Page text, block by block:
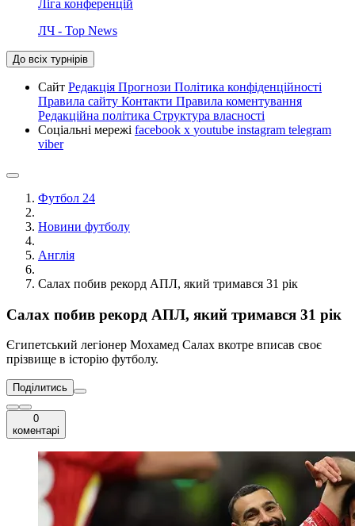
Ліга конференцій
ЛЧ - Top News
До всіх турнірів
Сайт Редакція Прогнози Політика конфіденційності
Правила сайту Контакти Правила коментування
Редакційна політика Структура власності
Соціальні мережі facebook x youtube instagram telegram
viber
Футбол 24
Новини футболу
Англія
Салах побив рекорд АПЛ, який тримався 31 рік
Салах побив рекорд АПЛ, який тримався 31 рік
Єгипетський легіонер Мохамед Салах вкотре вписав своє
прізвище в історію футболу.
Поділитись
0
коментарі